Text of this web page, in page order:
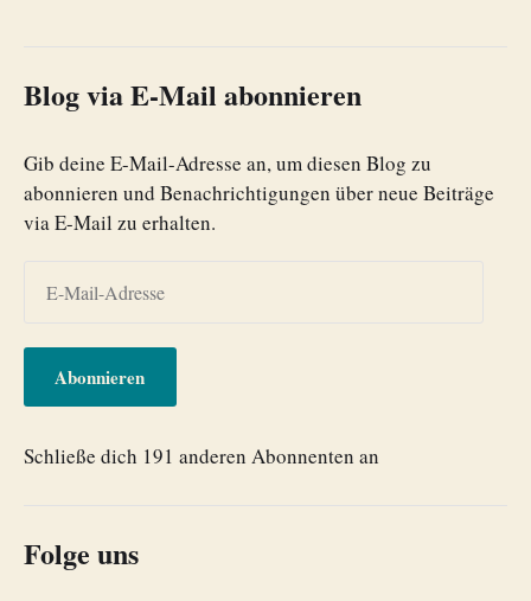
Blog via E-Mail abonnieren
Gib deine E-Mail-Adresse an, um diesen Blog zu
abonnieren und Benachrichtigungen über neue Beiträge
via E-Mail zu erhalten.
Abonnieren
Schließe dich 191 anderen Abonnenten an
Folge uns